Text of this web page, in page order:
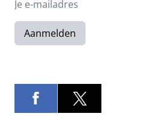
Aanmelden